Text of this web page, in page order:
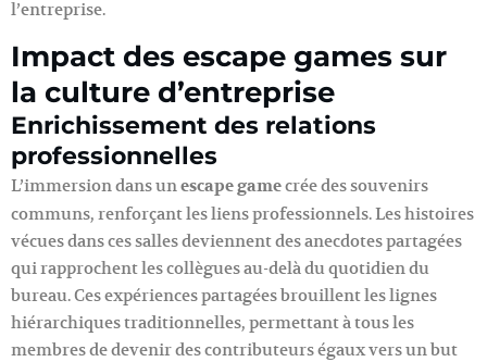
l’entreprise.
Impact des escape games sur
la culture d’entreprise
Enrichissement des relations
professionnelles
L’immersion dans unescape gamecrée des souvenirs
communs, renforçant les liens professionnels. Les histoires
vécues dans ces salles deviennent des anecdotes partagées
qui rapprochent les collègues au-delà du quotidien du
bureau. Ces expériences partagées brouillent les lignes
hiérarchiques traditionnelles, permettant à tous les
membres de devenir des contributeurs égaux vers un but